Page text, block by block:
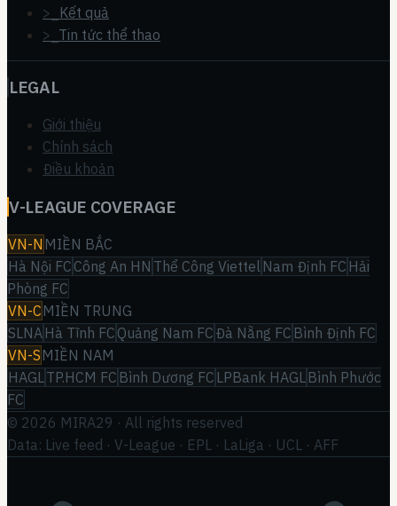
>_ Kết quả
>_ Tin tức thể thao
LEGAL
Giới thiệu
Chính sách
Điều khoản
V-LEAGUE COVERAGE
VN-N MIỀN BẮC
Hà Nội FC Công An HN Thể Công Viettel Nam Định FC Hải
Phòng FC
VN-CMIỀN TRUNG
SLNA Hà Tĩnh FC Quảng Nam FC Đà Nẵng FC Bình Định FC
VN-SMIỀN NAM
HAGL TP.HCM FC Bình Dương FC LPBank HAGL Bình Phước
FC
© 2026 MIRA29 · All rights reserved
Data: Live feed · V-League · EPL · LaLiga · UCL · AFF